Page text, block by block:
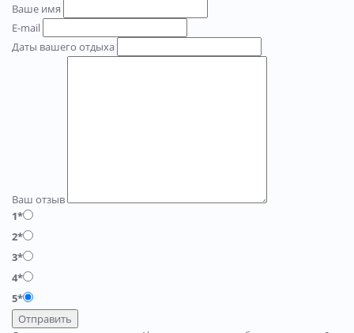
Ваше имя
E-mail
Даты вашего отдыха
Ваш отзыв
1*
2*
3*
4*
5*
Отправить